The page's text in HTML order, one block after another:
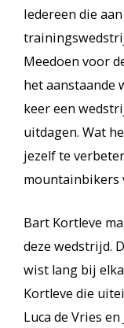
Iedereen die
Meedoen voor
het aanstaande
keer een
uitdagen. Wat
jezelf te
mountainbikers
Bart Kortleve
deze wedstrijd.
wist lang bij
Kortleve die
Luca de Vries